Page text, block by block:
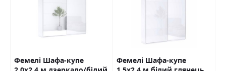
Фемелі Шафа-купе
Фемелі Шафа-купе